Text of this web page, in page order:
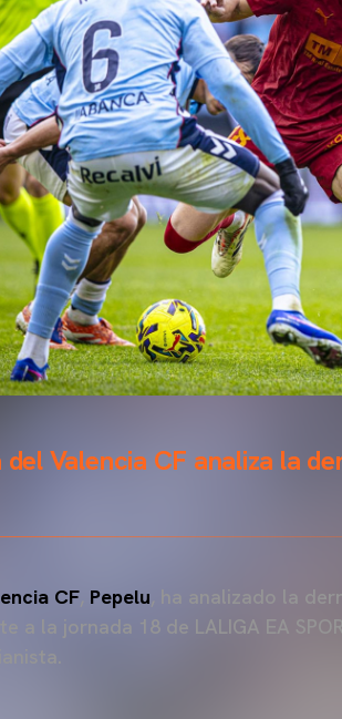
Valencia CF analiza la
CF Pepelu , ha analizado la
a la jornada 18 de LALIGA EA